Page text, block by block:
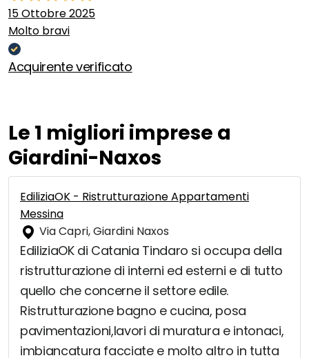
15 Ottobre 2025
Molto bravi
Acquirente verificato
Le 1 migliori imprese a
Giardini-Naxos
EdiliziaOK - Ristrutturazione Appartamenti
Messina
Via Capri, Giardini Naxos
EdiliziaOK di Catania Tindaro si occupa della
ristrutturazione di interni ed esterni e di tutto
quello che concerne il settore edile.
Ristrutturazione bagno e cucina, posa
pavimentazioni,lavori di muratura e intonaci,
imbiancatura facciate e molto altro in tutta